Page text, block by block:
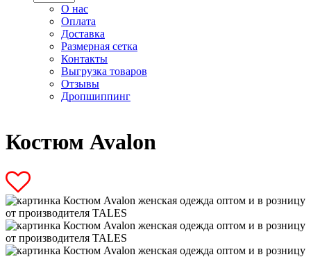
О нас
Оплата
Доставка
Размерная сетка
Контакты
Выгрузка товаров
Отзывы
Дропшиппинг
Костюм Avalon